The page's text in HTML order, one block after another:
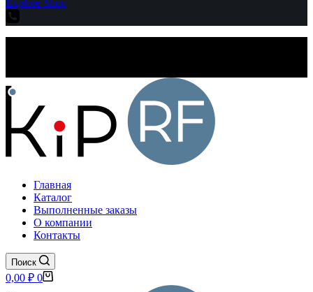
Explore Shop
Главная
Каталог
Выполненные заказы
О компании
Контакты
Поиск
Корзина
0,00 ₽ 0